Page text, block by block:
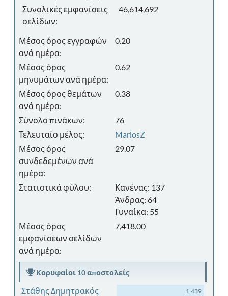
Συνολικές εμφανίσεις
σελίδων:
46,614,692
Μέσος όρος εγγραφών
ανά ημέρα:
0.20
Μέσος όρος
μηνυμάτων ανά ημέρα:
0.62
Μέσος όρος θεμάτων
ανά ημέρα:
0.38
Σύνολο πινάκων:
76
Τελευταίο μέλος:
MariosZ
Μέσος όρος
συνδεδεμένων ανά
ημέρα:
29.07
Στατιστικά φύλου:
Κανένας: 137
Άνδρας: 64
Γυναίκα: 55
Μέσος όρος
εμφανίσεων σελίδων
ανά ημέρα:
7,418.00
Κορυφαίοι 10 αποστολείς
Στάθης Δημητρακός 1,439